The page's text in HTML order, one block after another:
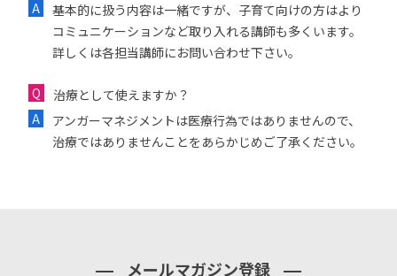
基本的に扱う内容は一緒ですが、子育て向けの方はより
コミュニケーションなど取り入れる講師も多くいます。
詳しくは各担当講師にお問い合わせ下さい。
治療として使えますか？
アンガーマネジメントは医療行為ではありませんので、
治療ではありませんことをあらかじめご了承ください。
メールマガジン登録